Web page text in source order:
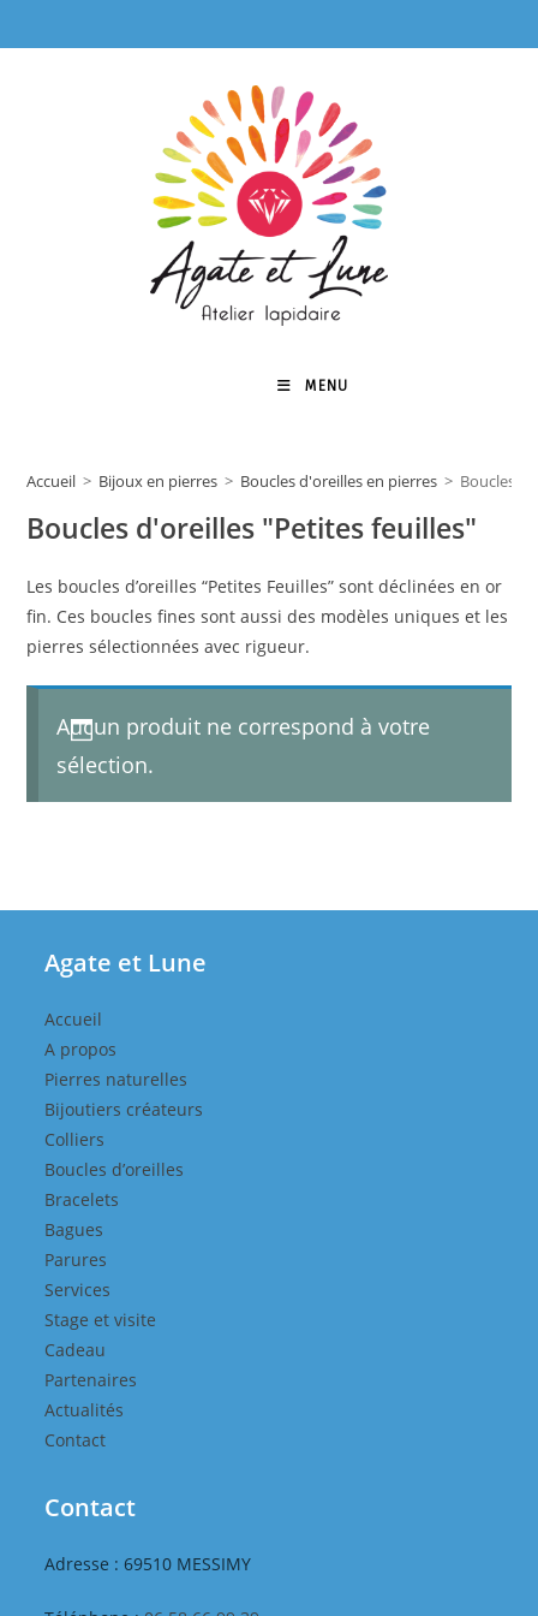
to
MENU
Accueil > Bijoux en pierres > Boucles d'oreilles en pierres > Boucles
Boucles d'oreilles "Petites feuilles"
Les boucles d’oreilles “Petites Feuilles” sont déclinées en or
fin. Ces boucles fines sont aussi des modèles uniques et les
pierres sélectionnées avec rigueur.
Aucun produit ne correspond à votre
sélection.
Agate et Lune
Accueil
A propos
Pierres naturelles
Bijoutiers créateurs
Colliers
Boucles d’oreilles
Bracelets
Bagues
Parures
Services
Stage et visite
Cadeau
Partenaires
Actualités
Contact
Contact
Adresse : 69510 MESSIMY